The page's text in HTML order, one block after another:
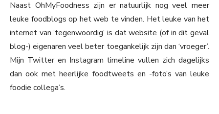
Naast OhMyFoodness zijn er natuurlijk nog veel meer
leuke foodblogs op het web te vinden. Het leuke van het
internet van ’tegenwoordig’ is dat website (of in dit geval
blog-) eigenaren veel beter toegankelijk zijn dan ‘vroeger’.
Mijn Twitter en Instagram timeline vullen zich dagelijks
dan ook met heerlijke foodtweets en -foto’s van leuke
foodie collega’s.